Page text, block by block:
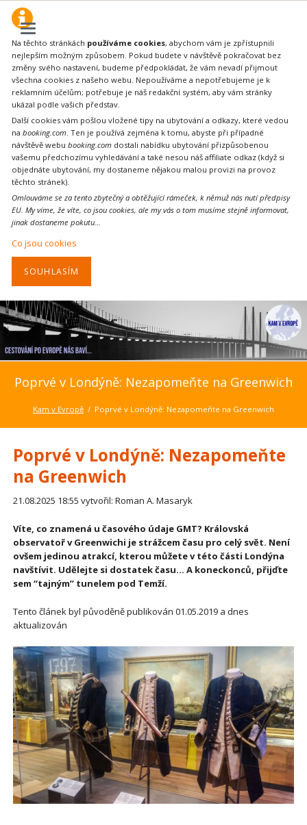
Na těchto stránkách používáme cookies, abychom vám je zpřístupnili
nejlepším možným způsobem. Pokud budete v návštěvě pokračovat bez
změny svého nastavení, budeme předpokládat, že vám nevadí přijmout
všechna cookies z našeho webu. Nepoužíváme a nepotřebujeme je k
reklamním účelům; potřebuje je náš redakční systém, aby vám stránky
ukázal podle vašich představ.
Další cookies vám pošlou vložené tipy na ubytování a odkazy, které vedou
nabooking.com . Ten je používá zejména k tomu, abyste při případné
návštěvě webubooking.com dostali nabídku ubytování přizpůsobenou
vašemu předchozímu vyhledávání a také nesou náš affiliate odkaz (když si
objednáte ubytování, my dostaneme nějakou malou provizi na provoz
těchto stránek).
Omlouváme se za tento zbytečný a obtěžující rámeček, k němuž nás nutí předpisy
EU. My víme, že víte, co jsou cookies, ale my vás o tom musíme stejně informovat,
jinak dostaneme pokutu...
Co jsou cookies
SOUHLASÍM
Poprvé v Londýně: Nezapomeňte na Greenwich
Kam v Evropě Poprvé v Londýně: Nezapomeňte na Greenwich
Poprvé v Londýně: Nezapomeňte
na Greenwich
21.08.2025 18:55 vytvořil: Roman A. Masaryk
Víte, co znamená u časového údaje GMT? Královská
observatoř v Greenwichi je strážcem času pro celý svět. Není
ovšem jedinou atrakcí, kterou můžete v této části Londýna
navštívit. Udělejte si dostatek času… A koneckonců, přijďte
sem “tajným” tunelem pod Temží.
Tento článek byl původěně publikován 01.05.2019 a dnes
aktualizován